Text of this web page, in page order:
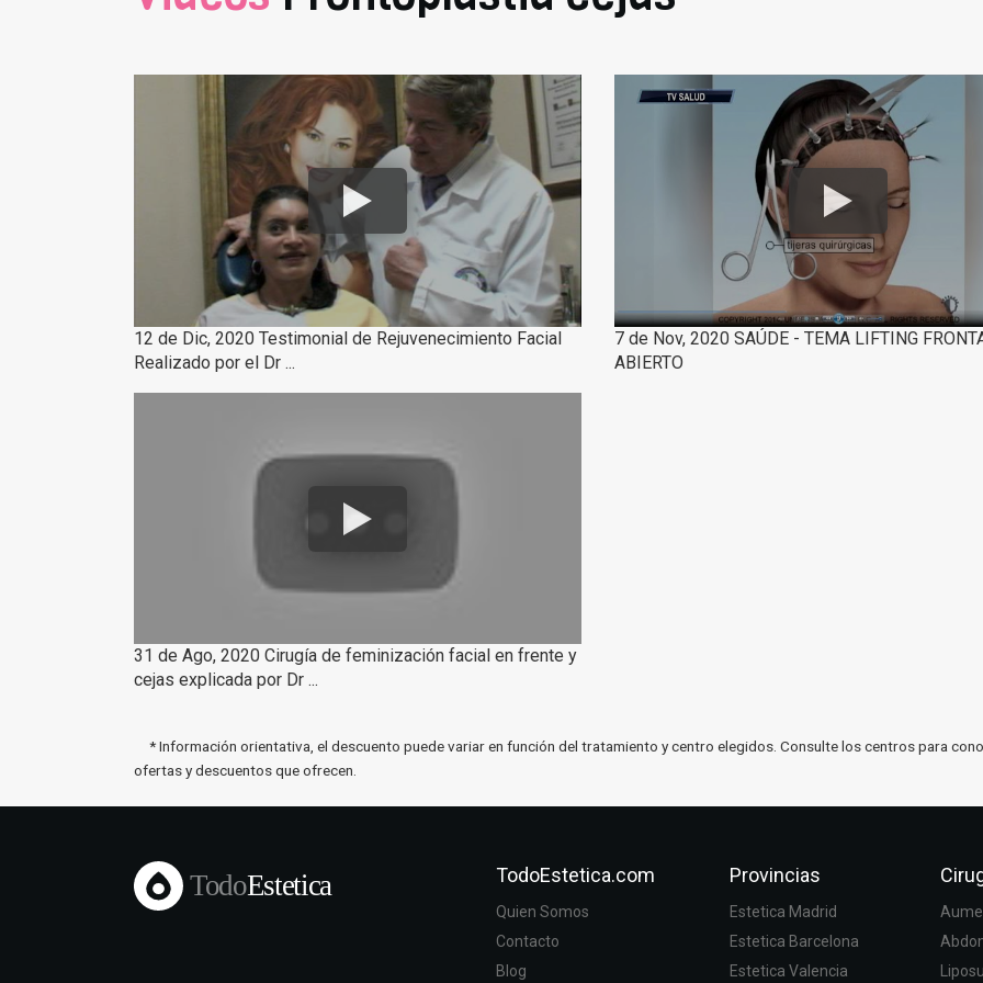
12 de Dic, 2020 Testimonial de Rejuvenecimiento Facial
Realizado por el Dr ...
7 de Nov, 2020 SAÚDE - TEMA LIFTING
ABIERTO
31 de Ago, 2020 Cirugía de feminización facial en frente y
cejas explicada por Dr ...
* Información orientativa, el descuento puede variar en función del tratamiento y centro elegidos. Consulte los centros para
ofertas y descuentos que ofrecen.
TodoEstetica TodoEstetica.com
Quien Somos
Contacto
Blog
Provincias
Estetica Madrid
Estetica Barcelona
Estetica Valencia